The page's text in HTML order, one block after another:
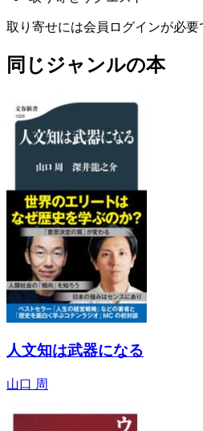
取り寄せには会員ログインが必要
同じジャンルの本
人文知は武器になる
山口 周